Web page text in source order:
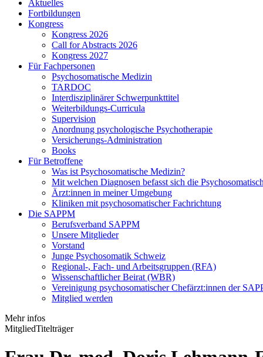
Aktuelles
Fortbildungen
Kongress
Kongress 2026
Call for Abstracts 2026
Kongress 2027
Für Fachpersonen
Psychosomatische Medizin
TARDOC
Interdisziplinärer Schwerpunkttitel
Weiterbildungs-Curricula
Supervision
Anordnung psychologische Psychotherapie
Versicherungs-Administration
Books
Für Betroffene
Was ist Psychosomatische Medizin?
Mit welchen Diagnosen befasst sich die
Ärzt:innen in meiner Umgebung
Kliniken mit psychosomatischer Fachrichtung
Die SAPPM
Berufsverband SAPPM
Unsere Mitglieder
Vorstand
Junge Psychosomatik Schweiz
Regional-, Fach- und Arbeitsgruppen (RFA)
Wissenschaftlicher Beirat (WBR)
Vereinigung psychosomatischer Chefärzt:innen der
Mitglied werden
Mehr infos
MitgliedTitelträger